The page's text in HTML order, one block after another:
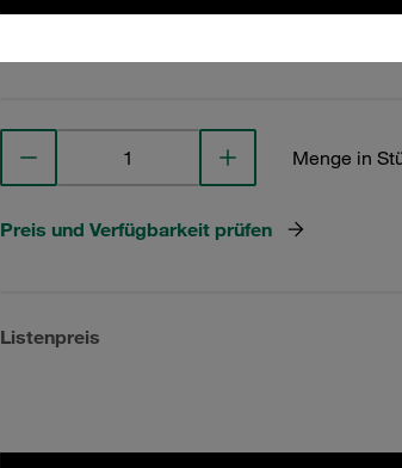
Menge in
Preis und Verfügbarkeit prüfen
Listenpreis